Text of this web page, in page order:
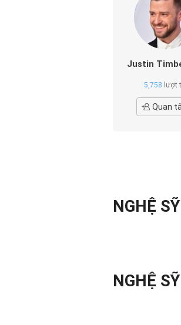
Justin
5,758 lượt
Quan
NGHỆ
NGHỆ